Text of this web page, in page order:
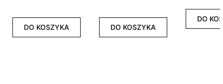
DO KOSZYKA DO KOSZYKA
DO